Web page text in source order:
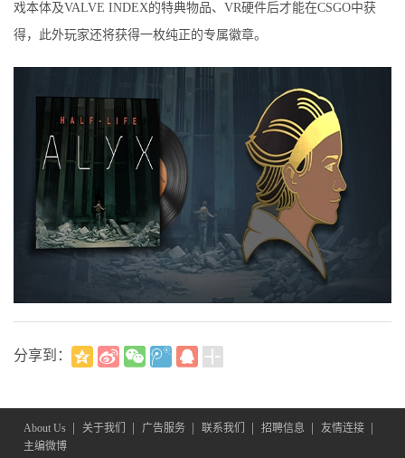
戏本体及VALVE INDEX的特典物品、VR硬件后才能在CSGO中获
得，此外玩家还将获得一枚纯正的专属徽章。
分享到：
About Us 关于我们 广告服务 联系我们 招聘信息 友情连接
主编微博